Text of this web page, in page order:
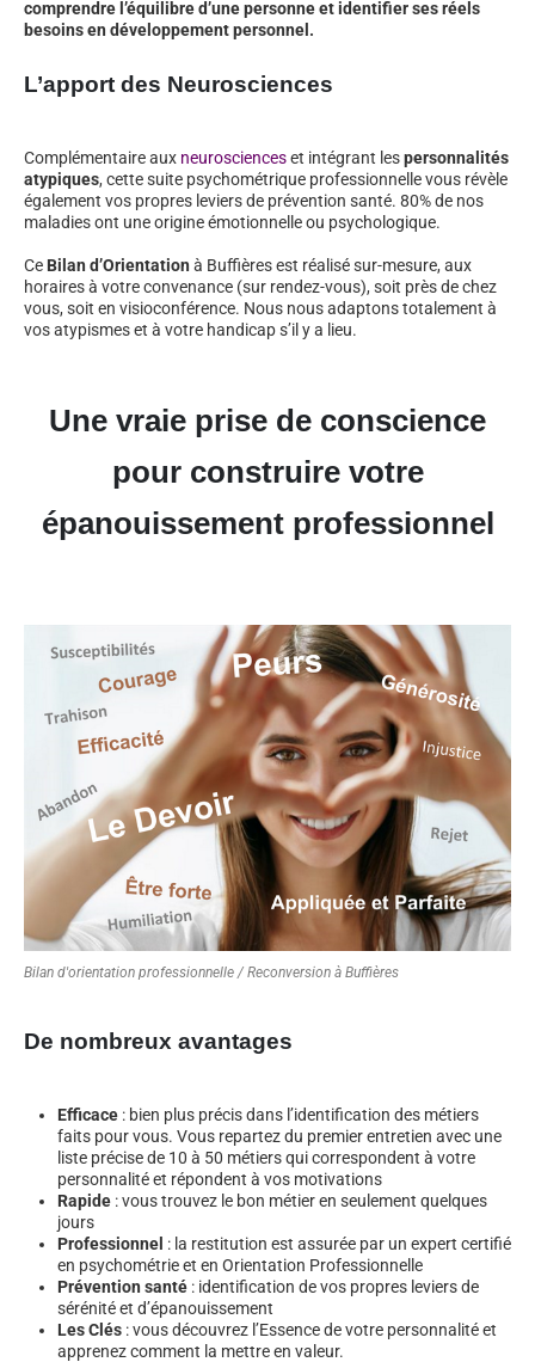
comprendre l’équilibre d’une personne et identifier ses réels
besoins en développement personnel.
L’apport des Neurosciences
Complémentaire aux neuroscienceset intégrant lespersonnalités
atypiques, cette suite psychométrique professionnelle vous révèle
également vos propres leviers de prévention santé. 80% de nos
maladies ont une origine émotionnelle ou psychologique.
Ce Bilan d’Orientation à Buffières est réalisé sur-mesure, aux
horaires à votre convenance (sur rendez-vous), soit près de chez
vous, soit en visioconférence. Nous nous adaptons totalement à
vos atypismes et à votre handicap s’il y a lieu.
Une vraie prise de conscience
pour construire votre
épanouissement professionnel
Bilan d'orientation professionnelle / Reconversion à Buffières
De nombreux avantages
Efficace : bien plus précis dans l’identification des métiers
faits pour vous. Vous repartez du premier entretien avec une
liste précise de 10 à 50 métiers qui correspondent à votre
personnalité et répondent à vos motivations
Rapide : vous trouvez le bon métier en seulement quelques
jours
Professionnel : la restitution est assurée par un expert certifié
en psychométrie et en Orientation Professionnelle
Prévention santé : identification de vos propres leviers de
sérénité et d’épanouissement
Les Clés : vous découvrez l’Essence de votre personnalité et
apprenez comment la mettre en valeur.